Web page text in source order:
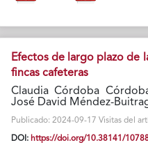
Efectos de largo plazo de
fincas cafeteras
Claudia Córdoba
José David Méndez-
Publicado: 2024-09-17 Visitas del
DOI: https://doi.org/10.38141/